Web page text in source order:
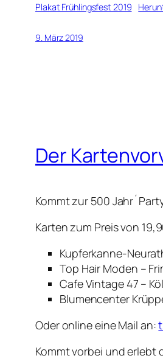
Plakat Frühlingsfest 2019
9. März 2019
Der
Kommt zur 500
Karten zum Preis von
Kupferkanne-
Top Hair Moden –
Cafe Vintage 47 –
Blumencenter
Oder online eine Mail an:
Kommt vorbei und erlebt